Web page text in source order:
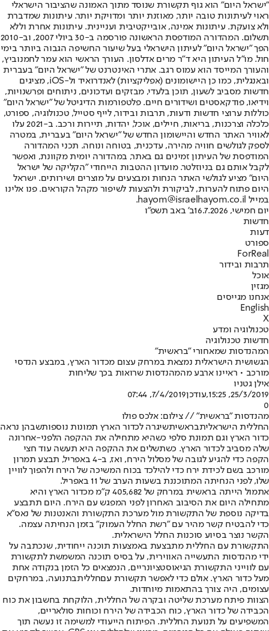
"ישראל היום" הוא גוף תקשורת שנוסד מתוך האמונה שהציבור הישראלי
ראוי לעיתונות טובה יותר, מאוזנת יותר ומדויקת יותר. עיתונות שמדברת
ולא צועקת. עיתונות אמינה, אובייקטיבית ועניינית. עיתונות אחרת וללא
תשלום. המהדורה המודפסת הראשונה פורסמה ב-30 ביולי 2007, וב-2010
הפך "ישראל היום" לעיתון הישראלי בעל שיעור החשיפה הגבוה ביותר בימי
חול. מו"ל העיתון היא ד"ר מרים אדלסון. העורך הראשי הוא עמר לחמנוביץ,
והעורך המייסד הוא עמוס רגב. אתרי האינטרנט של "ישראל היום" בעברית
ובאנגלית, כמו כן היישומונים (אפליקציות) לאנדרואיד ול-iOS, מציגים
חדשות מסביב לשעון, תוכן בלעדי, מבזקים ועדכונים, ניתוחים ופרשנויות,
וידיאו, פודקאסטים ושידורים חיים. פלטפורמות הדיגיטל של "ישראל היום"
כוללות ערוצי חדשות ודעות, תרבות ובידור, לייף סטייל, טכנולוגיה, ספורט,
כלכלה וצרכנות, בריאות, חיילים, אוכל, יהדות, תיירות ורכב. ב-2021 עלו
לאוויר האתר החדש והיישומון החדש של "ישראל היום" בעברית, במטרה
לספק לגולשים חוויה מהירה, עדכנית, בטוחה ונוחה. תכני המהדורה
המודפסת של העיתון זמינים גם באתר, במהדורה יומית מקוונת, ואפשר
לקבל אותם גם בניוזלטר. מועדון ההטבות הייחודי "הקליקה של ישראל
היום" מציע לגולשי האתר הנחות ומבצעים על מוצרים ושירותים. ישראל
היום פתוח להערות, לביקורת ולהצעות לשיפור מקהל הקוראים. פנו אלינו
במייל hayom@israelhayom.co.il.
יום חמישי, 16.7.2026
ב' באב תשפ"ו
חדשות
דעות
ספורט
ForReal
תרבות ובידור
אוכל
מגזין
אנחנו מגייסים
English
X
טכנולוגיה ומדע
חדשות טכנולוגיה
המהנדסות שמאחורי "בראשית"
הגשושית הישראלית נמצאת במרחק עצום מכדור הארץ, במבצע הנדסי
מורכב • ראיינו ארבע מהמהנדסות שרואות בכך שליחות
אילן גטניו
25/3/2019, 15:25
,עודכן7/4/2019, 07:44
0
מהנדסות "בראשית" // צילום: אלכס פולו
החללית הישראליתבראשיתשיגרה לכדור הארץ תמונות נוספותשבהן נראה
כדור הארץ וגם תמונת סלפי כשהיא מתחילה את ההקפה הלפני-אחרונה
שלה מסביב לכדור הארץ. כשתשלים את ההקפה היא תעשה עוד חצי
הקפה כדי להגיע לגובה של מסלול הירח, ואז, ב-4 באפריל, תבצע תמרון
מורכב בשם לכידת ירח כדי להילכד בכוח המשיכה של הירח ולהפוך לוויין
שלו, לפני הנחיתה המתוכננת בשעות הערב של 11 באפריל.
אתמול הייתה בראשית במרחק של 405,682 ק"מ מכדור הארץ והיא
מתחילה היום את הסיבוב האחרון לפני המפגש עם הירח. היום תתבצע
בדיקה נוספת של התקשורת מול מערכת התקשורת והאנטנות של נאס"א
כדי להבטיח קשר מהיר עם "רשת החלל העמוק" בזמן הנחיתה עצמה.
הקשר נוצר בסיוע סוכנות החלל הישראלית.
התקשורת עם החללית מתבצעת באמצעות תוכנה ייחודית, שנכתבה על
ידי מהנדסות התעשייה האווירית, על בסיס תוכנה המשמשת לתקשורת
עם לווייני התקשורת הגיאוסטציונריים, הנמצאים כל הזמן בנקודה אחת
מעל כדור הארץ. אולם כדי לאפשר תקשורת עםחלליתבתנועה, במרחקים
עצומים, היה צורך בהתאמות מיוחדות.
הצוות פיתח מערכת שליטה ובקרה של החללית, הלוקחת בחשבון את כוח
הכבידה של כדור הארץ, כוח הכבידה של הירח וכוחות סולאריים,
המשפיעים על תנועת החללית. הפיתוח הייעודי למשימה זו נעשה תוך